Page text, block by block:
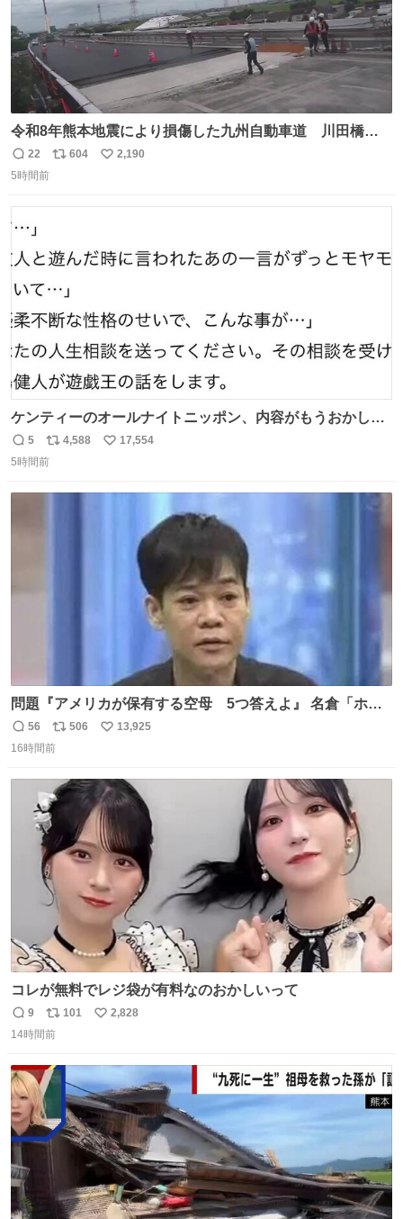
令和8年熊本地震により損傷した九州自動車道 川田橋
（下り線）の復旧作業を行っています。 タイムラプス動画
で、橋りょうと盛土部との段差を舗装にてすりつけを行っ
返
信
22
リ
604
い
2,190
5時間前
ケンティーのオールナイトニッポン、内容がもうおかしい
#中島健人ANN
返
信
5
リ
ポ
4,588
い
17,554
5時間前
問題『アメリカが保有する空母 5つ答えよ』 名倉「ホン
マごめん、日本」
返
信
56
リ
ポ
ト
数
506
い
数
13,925
16時間前
コレが無料でレジ袋が有料なのおかしいって
返
信
9
リ
ポ
ト
数
101
い
数
2,828
14時間前